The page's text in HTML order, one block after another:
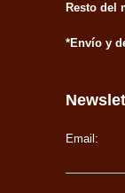
Resto del
*Envío y
Email: